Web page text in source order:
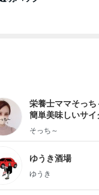
栄養士ママそっち
簡単美味しいサイ
献立
そっち～
ゆうき酒場
ゆうき